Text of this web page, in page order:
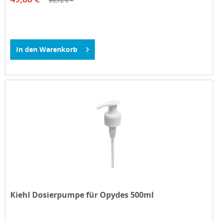
In den Warenkorb
Kiehl Dosierpumpe für Opydes 500ml